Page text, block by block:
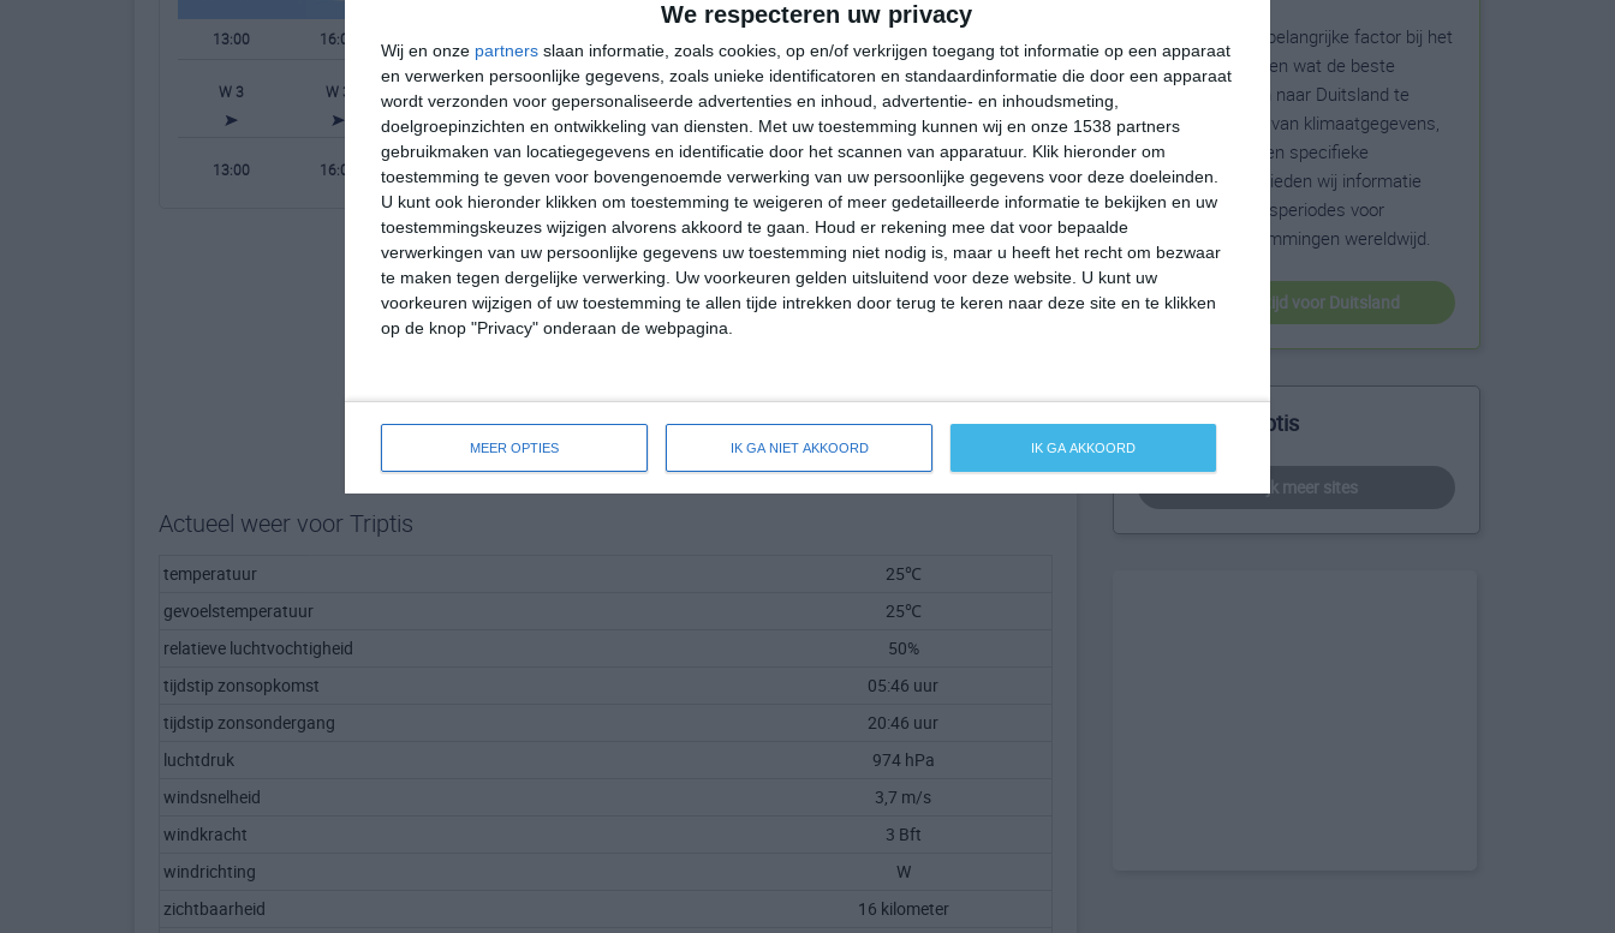
We respecteren uw privacy
Wij en onze partners slaan informatie, zoals cookies, op en/of verkrijgen toegang tot informatie op een apparaat
en verwerken persoonlijke gegevens, zoals unieke identificatoren en standaardinformatie die door een apparaat
wordt verzonden voor gepersonaliseerde advertenties en inhoud, advertentie- en inhoudsmeting,
doelgroepinzichten en ontwikkeling van diensten.
Met uw toestemming kunnen wij en onze 1538 partners
gebruikmaken van locatiegegevens en identificatie door het scannen van apparatuur. Klik hieronder om
toestemming te geven voor bovengenoemde verwerking van uw persoonlijke gegevens voor deze doeleinden.
U kunt ook hieronder klikken om toestemming te weigeren of meer gedetailleerde informatie te bekijken en uw
toestemmingskeuzes wijzigen alvorens akkoord te gaan.
Houd er rekening mee dat voor bepaalde
verwerkingen van uw persoonlijke gegevens uw toestemming niet nodig is, maar u heeft het recht om bezwaar
te maken tegen dergelijke verwerking. Uw voorkeuren gelden uitsluitend voor deze website. U kunt uw
voorkeuren wijzigen of uw toestemming te allen tijde intrekken door terug te keren naar deze site en te klikken
op de knop "Privacy" onderaan de webpagina.
MEER OPTIES IK GA NIET AKKOORD IK GA AKKOORD
13:00 16:00
W 3 W 3 NNW 2 W 1 WNW 1
13:00 16:00 19:00 04:00
Actueel weer voor Triptis
temperatuur
25℃
gevoelstemperatuur
25℃
relatieve luchtvochtigheid
50%
tijdstip zonsopkomst
05:46 uur
tijdstip zonsondergang
20:46 uur
luchtdruk
974 hPa
windsnelheid
3,7 m/s
windkracht
3 Bft
windrichting
W
zichtbaarheid
16 kilometer
Het weer is een belangrijke factor bij het
reizen. Wil je weten wat de beste
maanden zijn om naar Duitsland te
reizen? Op basis van klimaatgegevens,
weersextremen en specifieke
weerinformatie bieden wij informatie
over de beste reisperiodes voor
duizenden bestemmingen wereldwijd.
beste reistijd voor Duitsland
Meer over Triptis
bekijk meer sites